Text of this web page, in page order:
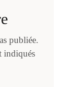
publiée.
indiqués